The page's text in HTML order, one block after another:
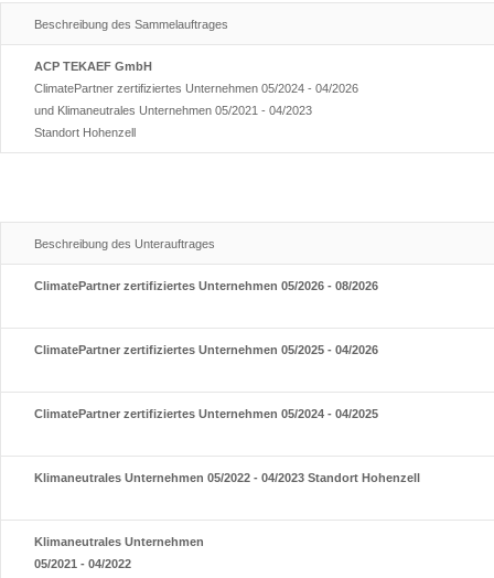
Beschreibung des Sammelauftrages
ACP TEKAEF GmbH
ClimatePartner zertifiziertes Unternehmen 05/2024 - 04/2026
und Klimaneutrales Unternehmen 05/2021 - 04/2023
Standort Hohenzell
Beschreibung des Unterauftrages
ClimatePartner zertifiziertes Unternehmen 05/2026 - 08/2026
ClimatePartner zertifiziertes Unternehmen 05/2025 - 04/2026
ClimatePartner zertifiziertes Unternehmen 05/2024 - 04/2025
Klimaneutrales Unternehmen 05/2022 - 04/2023 Standort Hohenzell
Klimaneutrales Unternehmen
05/2021 - 04/2022